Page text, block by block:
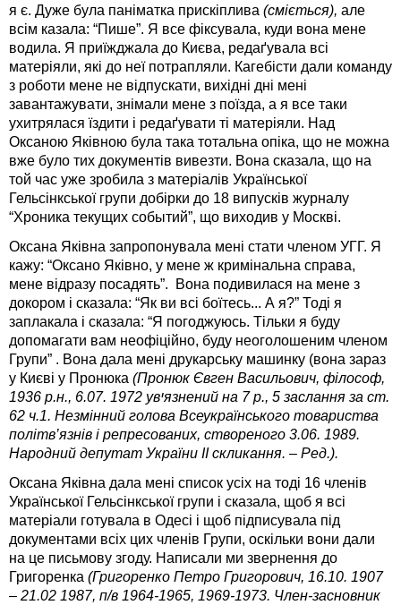
я є. Дуже була паніматка прискіплива (сміється), але
всім казала: “Пише”. Я все фіксувала, куди вона мене
водила. Я приїжджала до Києва, редаґувала всі
матеріяли, які до неї потрапляли. Кагебісти дали команду
з роботи мене не відпускати, вихідні дні мені
завантажувати, знімали мене з поїзда, а я все таки
ухитрялася їздити і редаґувати ті матеріяли. Над
Оксаною Яківною була така тотальна опіка, що не можна
вже було тих документів вивезти. Вона сказала, що на
той час уже зробила з матеріалів Української
Гельсінкської групи добірки до 18 випусків журналу
“Хроника текущих событий”, що виходив у Москві.
Оксана Яківна запропонувала мені стати членом УГГ. Я
кажу: “Оксано Яківно, у мене ж кримінальна справа,
мене відразу посадять”. Вона подивилася на мене з
докором і сказала: “Як ви всі боїтесь... А я?” Тоді я
заплакала і сказала: “Я погоджуюсь. Тільки я буду
допомагати вам неофіційно, буду неоголошеним членом
Групи” . Вона дала мені друкарську машинку (вона зараз
у Києві у Пронюка (Пронюк Євген Васильович, філософ,
1936 р.н., 6.07. 1972 увיязнений на 7 р., 5 заслання за ст.
62 ч.1. Незмінний голова Всеукраїнського товариства
політв’язнів і репресованих, створеного 3.06. 1989.
Народний депутат України ІІ скликання. – Ред.).
Оксана Яківна дала мені список усіх на тоді 16 членів
Української Гельсінкської групи і сказала, щоб я всі
матеріали готувала в Одесі і щоб підписувала під
документами всіх цих членів Групи, оскільки вони дали
на це письмову згоду. Написали ми звернення до
Григоренка (Григоренко Петро Григорович, 16.10. 1907
– 21.02 1987, п/в 1964-1965, 1969-1973. Член-засновник